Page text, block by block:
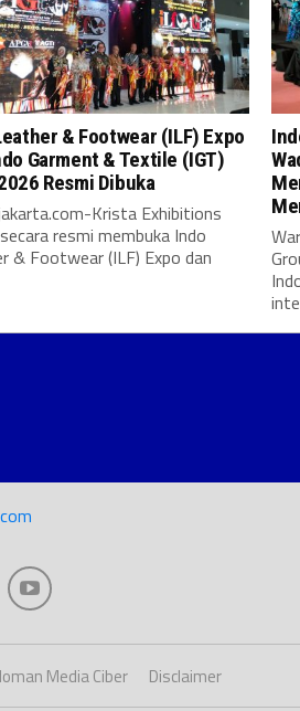
& Footwear (ILF) Expo
Garment & Textile (IGT)
Resmi Dibuka
Krista Exhibitions
resmi membuka Indo
& Footwear (ILF) Expo dan
Media Ciber Disclaimer